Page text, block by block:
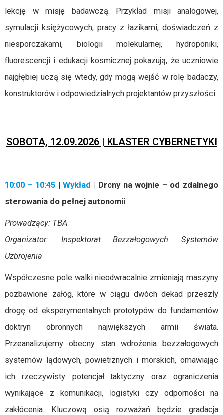
lekcję w misję badawczą. Przykład misji analogowej,
symulacji księżycowych, pracy z łazikami, doświadczeń z
niesporczakami, biologii molekularnej, hydroponiki,
fluorescencji i edukacji kosmicznej pokazują, że uczniowie
najgłębiej uczą się wtedy, gdy mogą wejść w rolę badaczy,
konstruktorów i odpowiedzialnych projektantów przyszłości.
SOBOTA, 12.09.2026 | KLASTER CYBERNETYKI
10:00 – 10:45 | Wykład | Drony na wojnie – od zdalnego
sterowania do pełnej autonomii
Prowadzący: TBA
Organizator: Inspektorat Bezzałogowych Systemów
Uzbrojenia
Współczesne pole walki nieodwracalnie zmieniają maszyny
pozbawione załóg, które w ciągu dwóch dekad przeszły
drogę od eksperymentalnych prototypów do fundamentów
doktryn obronnych największych armii świata.
Przeanalizujemy obecny stan wdrożenia bezzałogowych
systemów lądowych, powietrznych i morskich, omawiając
ich rzeczywisty potencjał taktyczny oraz ograniczenia
wynikające z komunikacji, logistyki czy odporności na
zakłócenia. Kluczową osią rozważań będzie gradacja